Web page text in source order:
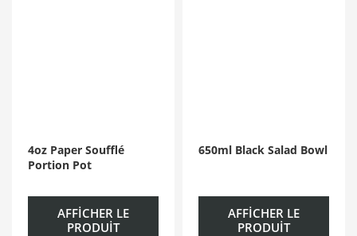
4oz Paper Soufflé
Portion Pot
AFFICHER LE
PRODUIT
650ml Black Salad Bowl
AFFICHER LE
PRODUIT